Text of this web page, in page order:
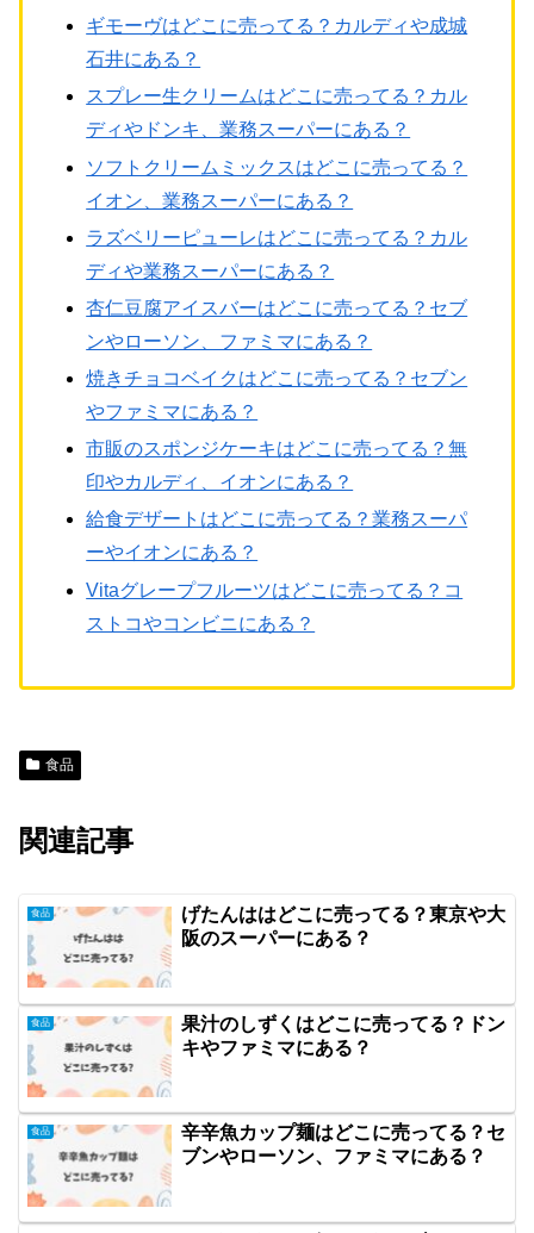
ギモーヴはどこに売ってる？カルディや成城
石井にある？
スプレー生クリームはどこに売ってる？カル
ディやドンキ、業務スーパーにある？
ソフトクリームミックスはどこに売ってる？
イオン、業務スーパーにある？
ラズベリーピューレはどこに売ってる？カル
ディや業務スーパーにある？
杏仁豆腐アイスバーはどこに売ってる？セブ
ンやローソン、ファミマにある？
焼きチョコベイクはどこに売ってる？セブン
やファミマにある？
市販のスポンジケーキはどこに売ってる？無
印やカルディ、イオンにある？
給食デザートはどこに売ってる？業務スーパ
ーやイオンにある？
Vitaグレープフルーツはどこに売ってる？コ
ストコやコンビニにある？
食品
関連記事
食品
げたんははどこに売ってる？東京や大
阪のスーパーにある？
食品
果汁のしずくはどこに売ってる？ドン
キやファミマにある？
食品
辛辛魚カップ麺はどこに売ってる？セ
ブンやローソン、ファミマにある？